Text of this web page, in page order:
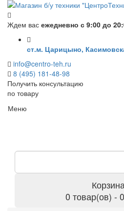
Ждем вас ежедневно с 9:00 до
ст.м. Царицыно,
info@centro-teh.ru
8 (495) 181-48-98
Получить консультацию
по товару
Меню
Корзина
0 товар(ов) -